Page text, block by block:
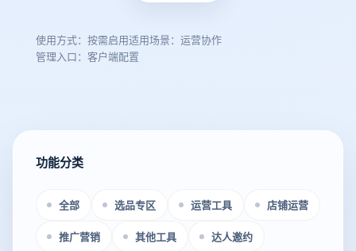
使用方式：按需启用适用场景：运营协作
管理入口：客户端配置
功能分类
全部 选品专区 运营工具 店铺运营
推广营销 其他工具 达人邀约